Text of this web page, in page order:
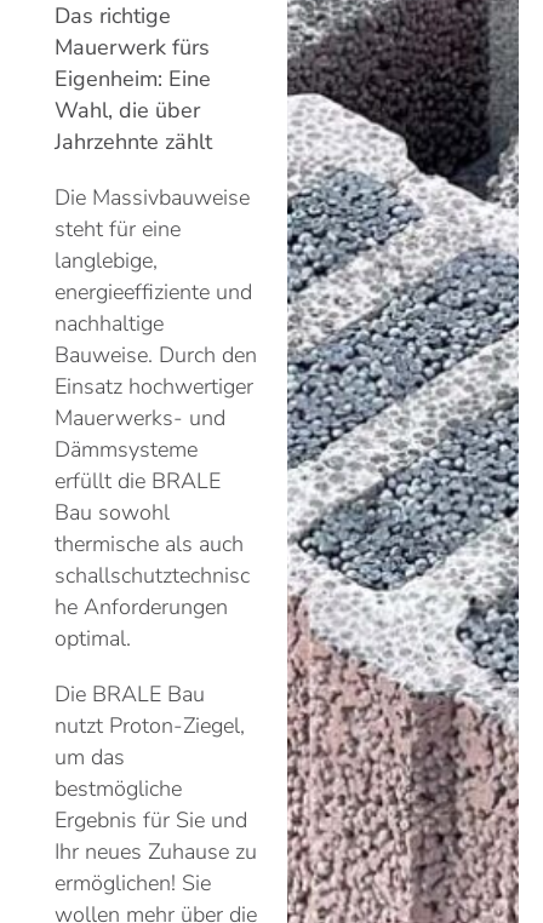
Das richtige
Mauerwerk fürs
Eigenheim: Eine
Wahl, die über
Jahrzehnte zählt
Die Massivbauweise
steht für eine
langlebige,
energieeffiziente und
nachhaltige
Bauweise. Durch den
Einsatz hochwertiger
Mauerwerks- und
Dämmsysteme
erfüllt die BRALE
Bau sowohl
thermische als auch
schallschutztechnisc
he Anforderungen
optimal.
Die BRALE Bau
nutzt Proton-Ziegel,
um das
bestmögliche
Ergebnis für Sie und
Ihr neues Zuhause zu
ermöglichen! Sie
wollen mehr über die